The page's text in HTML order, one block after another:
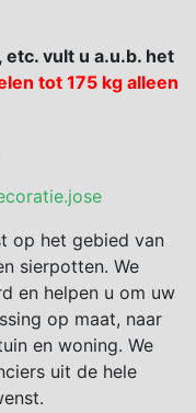
vult u a.u.b. het
tot 175 kg alleen
op het gebied van
sierpotten. We
en helpen u om uw
op maat, naar
en woning. We
uit de hele